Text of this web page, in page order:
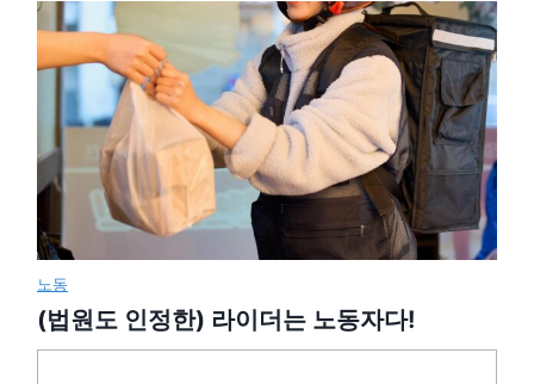
노동
(법원도 인정한) 라이더는 노동자다!